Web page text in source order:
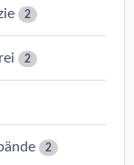
2
2
2